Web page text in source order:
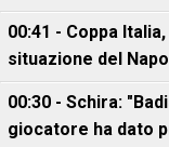
00:41 - Coppa
situazione del
00:30 - Schira:
giocatore ha dato